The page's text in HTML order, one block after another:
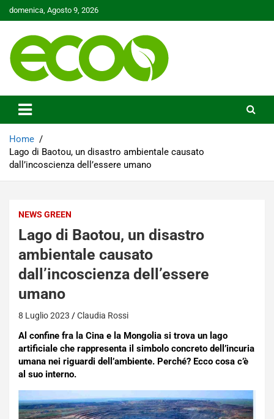
Skip
to
domenica, Agosto 9, 2026
Ecoo.it
Home
Lago di Baotou, un disastro ambientale causato
dall’incoscienza dell’essere umano
NEWS GREEN
Lago di Baotou, un disastro
ambientale causato
dall’incoscienza dell’essere
umano
8 Luglio 2023 Claudia Rossi
Al confine fra la Cina e la Mongolia si trova un lago
artificiale che rappresenta il simbolo concreto dell’incuria
umana nei riguardi dell’ambiente. Perché? Ecco cosa c’è
al suo interno.